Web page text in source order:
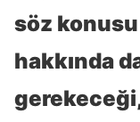
söz
hakkında